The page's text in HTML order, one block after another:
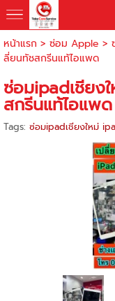
หน้าแรก > ซ่อม Apple >
ลี่ยนทัชสกรีนแท้ไอแพด
ซ่อมipadเชียง
สกรีนแท้ไอแพด
Tags: ซ่อมipadเชียงใหม่